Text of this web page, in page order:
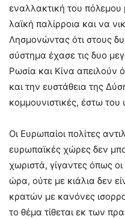
εναλλακτική του πόλεμου
λαϊκή παλίρροια και να
Λησμονώντας ότι στους
σύστημα έχασε τις δυο
Ρωσία και Κίνα απειλούν
και την ευστάθεια της
κομμουνιστικές, έστω του
Οι Ευρωπαίοι πολίτες
ευρωπαϊκές χώρες δεν
χωριστά, γίγαντες όπως
ώρα, ούτε με κιάλια δεν
κρατών με κανόνες
το θέμα τίθεται εκ των